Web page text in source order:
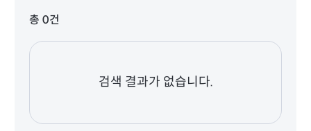
총 0건
검색 결과가 없습니다.